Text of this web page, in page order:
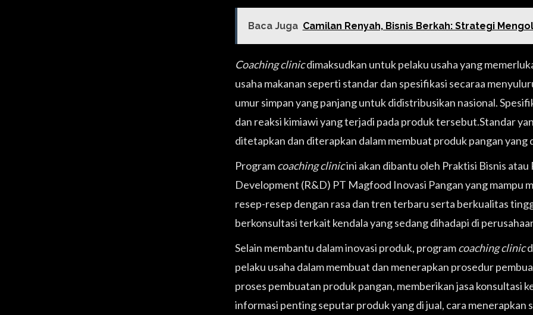
Baca Juga Camilan Renyah, Bisnis Berkah: Strategi
Coaching clinicdimaksudkan untuk pelaku usaha yang
usaha makanan seperti standar dan spesifikasi secaraa
umur simpan yang panjang untuk didistribusikan nasional.
dan reaksi kimiawi yang terjadi pada produk tersebut.Standar
ditetapkan dan diterapkan dalam membuat produk pangan yang
Programcoaching clinicini akan dibantu oleh Praktisi Bisnis
Development (R&D) PT Magfood Inovasi Pangan yang mampu
resep-resep dengan rasa dan tren terbaru serta berkualitas
berkonsultasi terkait kendala yang sedang dihadapi di
Selain membantu dalam inovasi produk, programcoaching clinic
pelaku usaha dalam membuat dan menerapkan prosedur
proses pembuatan produk pangan, memberikan jasa konsultasi
informasi penting seputar produk yang di jual, cara menerapkan